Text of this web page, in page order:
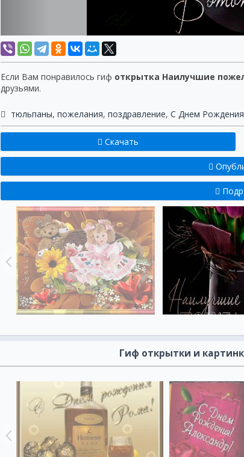
Если Вам понравилось гиф открытка Наилучшие
друзьями.
тюльпаны, пожелания, поздравление, С Днем Рождения
Скачать
Гиф открытки и